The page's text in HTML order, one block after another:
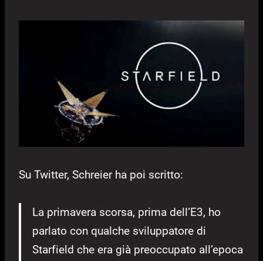
Su Twitter, Schreier ha poi scritto:
La primavera scorsa, prima dell’E3, ho
parlato con qualche sviluppatore di
Starfield che era già preoccupato all’epoca